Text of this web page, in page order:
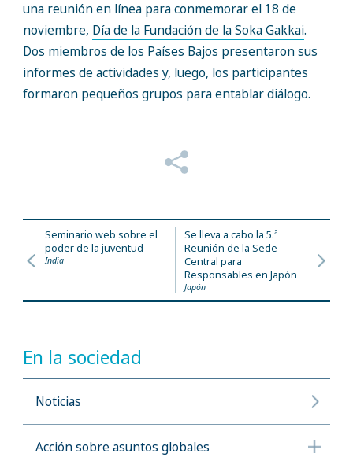
una reunión en línea para conmemorar el 18 de
noviembre, Día de la Fundación de la Soka Gakkai.
Dos miembros de los Países Bajos presentaron sus
informes de actividades y, luego, los participantes
formaron pequeños grupos para entablar diálogo.
Seminario web sobre el
poder de la juventud
India
Se lleva a cabo la 5.ª
Reunión de la Sede
Central para
Responsables en Japón
Japón
En la sociedad
Noticias
Acción sobre asuntos globales